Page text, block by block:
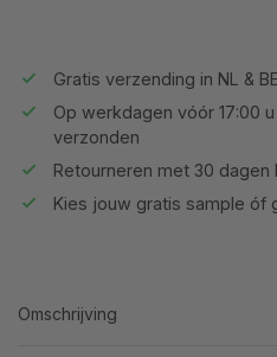
Gratis verzending in NL &
Op werkdagen vóór 17:00
verzonden
Retourneren met 30
Kies jouw gratis sample óf
Omschrijving